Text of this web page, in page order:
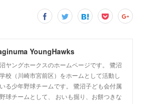
YoungHawks
ヤングホークスのホームページです。 鷺沼
校（川崎市宮前区）をホームとして活動し
る少年野球チームです。 鷺沼子ども会付属
球チームとして、 おいも掘り、お餅つきな